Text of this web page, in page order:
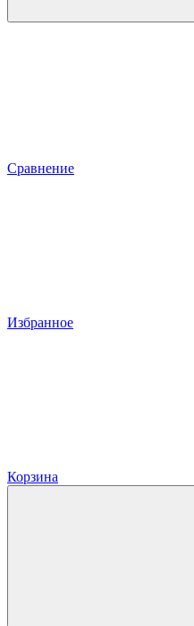
Сравнение
Избранное
Корзина